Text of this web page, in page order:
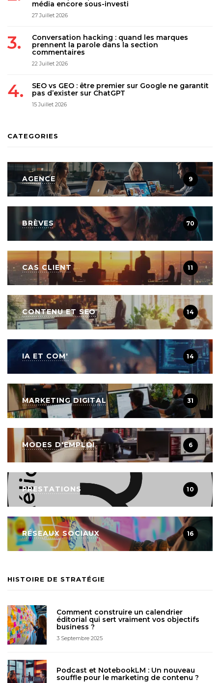
média encore sous-investi
27 Juillet 2026
Conversation hacking : quand les marques
prennent la parole dans la section
commentaires
22 Juillet 2026
SEO vs GEO : être premier sur Google ne garantit
pas d’exister sur ChatGPT
15 Juillet 2026
CATEGORIES
AGENCE 9
BRÈVES 70
CAS CLIENT 11
CONTENU ET SEO 14
IA ET COM' 14
MARKETING DIGITAL 31
MODES D'EMPLOI 6
PRESTATIONS 10
RÉSEAUX SOCIAUX 16
HISTOIRE DE STRATÉGIE
Comment construire un calendrier
éditorial qui sert vraiment vos objectifs
business ?
3 Septembre 2025
Podcast et NotebookLM : Un nouveau
souffle pour le marketing de contenu ?